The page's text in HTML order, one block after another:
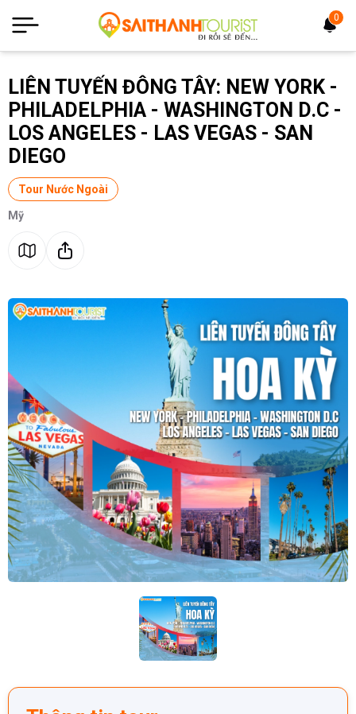
0
LIÊN TUYẾN ĐÔNG TÂY: NEW YORK -
PHILADELPHIA - WASHINGTON D.C -
LOS ANGELES - LAS VEGAS - SAN
DIEGO
Tour Nước Ngoài
Mỹ